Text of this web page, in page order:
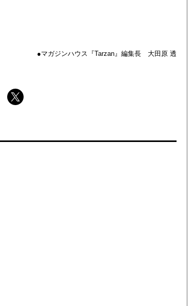
●マガジンハウス『Tarzan』編集長 大田原 透